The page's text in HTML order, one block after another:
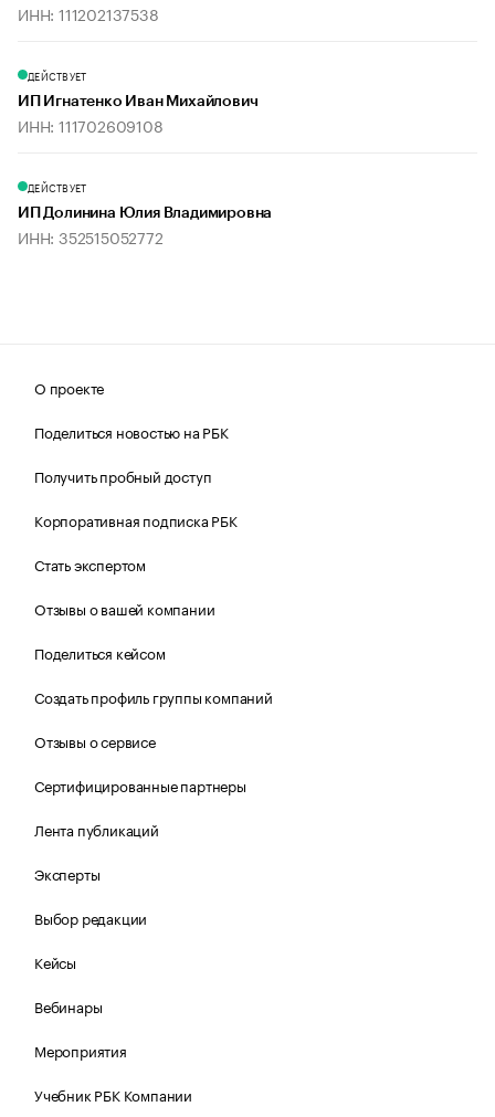
ИНН: 111202137538
ДЕЙСТВУЕТ
ИП Игнатенко Иван Михайлович
ИНН: 111702609108
ДЕЙСТВУЕТ
ИП Долинина Юлия Владимировна
ИНН: 352515052772
О проекте
Поделиться новостью на РБК
Получить пробный доступ
Корпоративная подписка РБК
Стать экспертом
Отзывы о вашей компании
Поделиться кейсом
Создать профиль группы компаний
Отзывы о сервисе
Сертифицированные партнеры
Лента публикаций
Эксперты
Выбор редакции
Кейсы
Вебинары
Мероприятия
Учебник РБК Компании